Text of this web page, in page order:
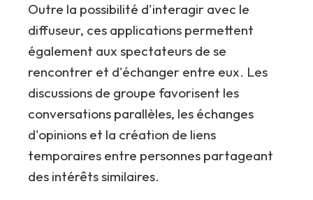
Outre la possibilité d'interagir avec le
diffuseur, ces applications permettent
également aux spectateurs de se
rencontrer et d'échanger entre eux. Les
discussions de groupe favorisent les
conversations parallèles, les échanges
d'opinions et la création de liens
temporaires entre personnes partageant
des intérêts similaires.